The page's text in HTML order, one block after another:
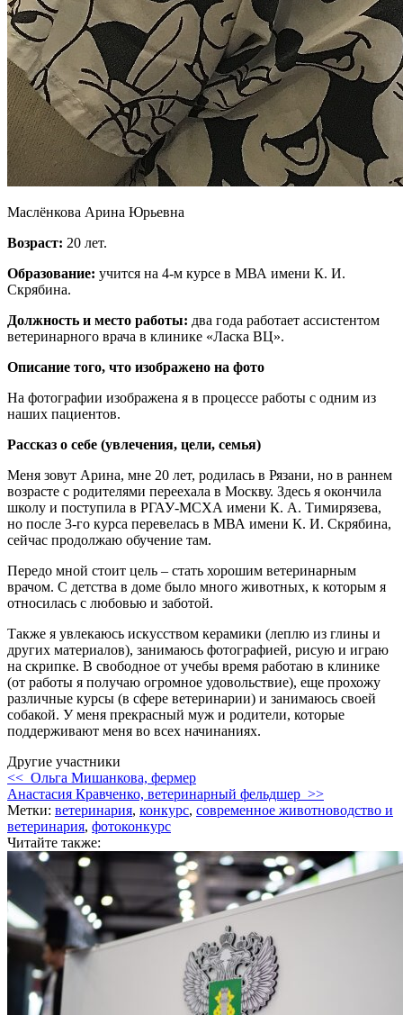
Маслёнкова Арина Юрьевна
Возраст: 20 лет.
Образование: учится на 4-м курсе в МВА имени К. И.
Скрябина.
Должность и место работы: два года работает ассистентом
ветеринарного врача в клинике «Ласка ВЦ».
Описание того, что изображено на фото
На фотографии изображена я в процессе работы с одним из
наших пациентов.
Рассказ о себе (увлечения, цели, семья)
Меня зовут Арина, мне 20 лет, родилась в Рязани, но в раннем
возрасте с родителями переехала в Москву. Здесь я окончила
школу и поступила в РГАУ-МСХА имени К. А. Тимирязева,
но после 3-го курса перевелась в МВА имени К. И. Скрябина,
сейчас продолжаю обучение там.
Передо мной стоит цель – стать хорошим ветеринарным
врачом. С детства в доме было много животных, к которым я
относилась с любовью и заботой.
Также я увлекаюсь искусством керамики (леплю из глины и
других материалов), занимаюсь фотографией, рисую и играю
на скрипке. В свободное от учебы время работаю в клинике
(от работы я получаю огромное удовольствие), еще прохожу
различные курсы (в сфере ветеринарии) и занимаюсь своей
собакой. У меня прекрасный муж и родители, которые
поддерживают меня во всех начинаниях.
Другие участники
<< Ольга Мишанкова, фермер
Анастасия Кравченко, ветеринарный фельдшер >>
Метки: ветеринария, конкурс, современное животноводство и
ветеринария, фотоконкурс
Читайте также: